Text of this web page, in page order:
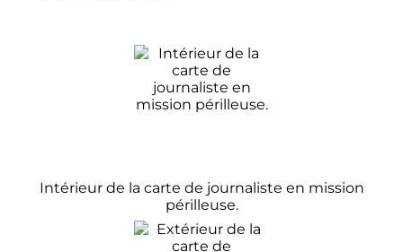
Intérieur de la carte de journaliste en mission
périlleuse.